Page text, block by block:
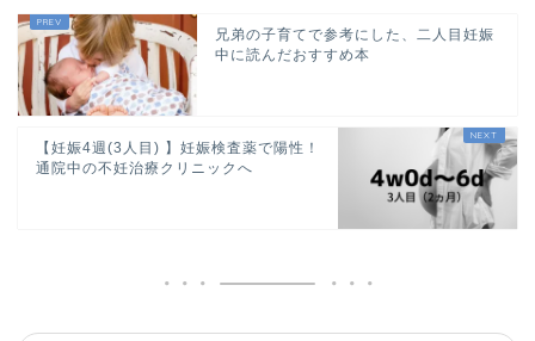
兄弟の子育てで参考にした、二人目妊娠
中に読んだおすすめ本
【妊娠4週(3人目) 】妊娠検査薬で陽性！
通院中の不妊治療クリニックへ